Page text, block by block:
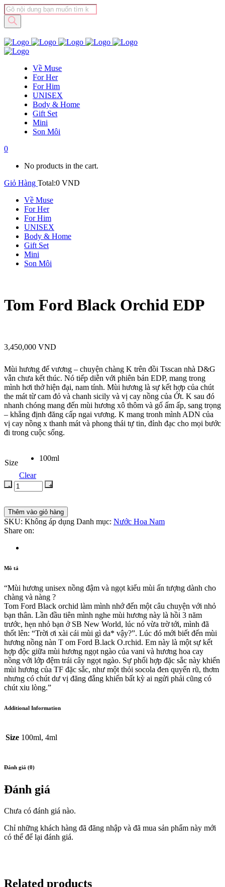
Tìm
kiếm
sản
Về Muse
For Her
For Him
UNISEX
Body & Home
Gift Set
Mini
Son Môi
0
No products in the cart.
Giỏ Hàng Total:0 VND
Về Muse
For Her
For Him
UNISEX
Body & Home
Gift Set
Mini
Son Môi
Tom Ford Black Orchid EDP
3,450,000 VND
Mùi hương đế vương – chuyện chàng K trên đồi Tsscan nhà D&G
vẫn chưa kết thúc. Nó tiếp diễn với phiên bản EDP, mang trong
mình hơi thở hiện đại, nam tính. Mùi hương là sự kết hợp của chút
the mát từ cam đỏ và chanh sicily và vị cay nồng của Ớt. K sau đó
nhanh chóng mang đến mùi hương xô thôm và gố ấm ấp, sang trọng
– khẳng định đăng cấp ngai vương. K mang tronh mình ADN của
vị cay nồng x thanh mát và phong thái tự tin, đỉnh đạc cho mọi bước
đi trong cuộc sống.
Size
100ml
Clear
Thêm vào giỏ hàng
SKU: Không áp dụng Danh mục: Nước Hoa Nam
Share on:
Mô tả
“Mùi hương unisex nồng đậm và ngọt kiểu mùi ấn tượng dành cho
chàng và nàng ?
Tom Ford Black orchid làm mình nhớ đến một câu chuyện với nhỏ
bạn thân. Lần đầu tiên mình nghe mùi hương này là hồi 3 năm
trước, hẹn nhỏ bạn ở SB New World, lúc nó vừa trờ tới, mình đã
thốt lên: “Trời ơi xài cái mùi gì da* vậy?”. Lúc đó mới biết đến mùi
hương nồng nàn T om Ford B.lack O.rchid. Em này là một sự kết
hợp độc giữa mùi hương ngọt ngào của vani và hương hoa cay
nồng với lớp đệm trái cây ngọt ngào. Sự phối hợp đặc sắc này khiến
mùi hương của TF đặc sắc, như một thỏi socola đen quyến rũ, thơm
nhưng có chút dư vị đăng đắng khiến bất kỳ ai ngửi phải cũng có
chút xiu lòng.”
Additional Information
Size 100ml, 4ml
Đánh giá (0)
Đánh giá
Chưa có đánh giá nào.
Chỉ những khách hàng đã đăng nhập và đã mua sản phẩm này mới
có thể để lại đánh giá.
Related products